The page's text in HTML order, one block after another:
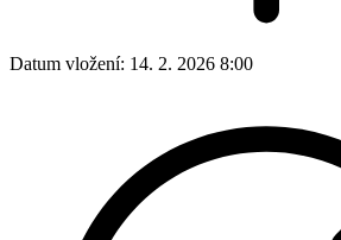
Datum vložení: 14. 2. 2026 8:00